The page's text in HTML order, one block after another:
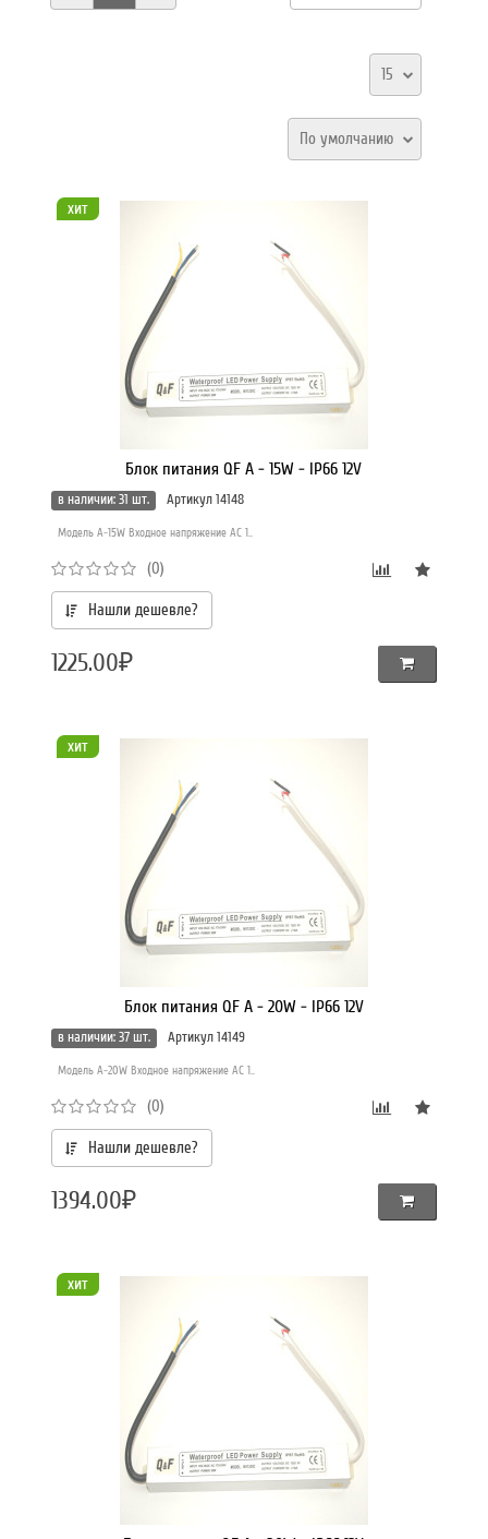
15
По умолчанию
хит
Блок питания QF A - 15W - IP66 12V
в наличии: 31 шт. Артикул 14148
Модель A-15W Входное напряжение AC 1..
(0)
Нашли дешевле?
1225.00₽
хит
Блок питания QF A - 20W - IP66 12V
в наличии: 37 шт. Артикул 14149
Модель A-20W Входное напряжение AC 1..
(0)
Нашли дешевле?
1394.00₽
хит